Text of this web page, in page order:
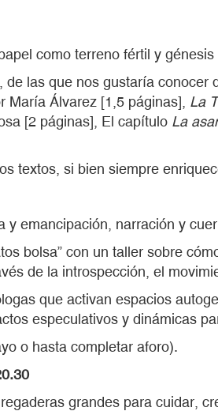
como terreno fértil y
las que nos gustaría
María Álvarez [1,5 páginas], La
[2 páginas], El capítulo La
textos, si bien siempre
emancipación, narración y
bolsa” con un taller sobre
de la introspección, el
que activan espacios
especulativos y dinámicas
o hasta completar aforo).
grandes para cuidar,